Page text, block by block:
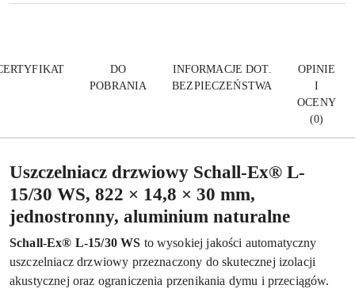
DO
POBRANIA
INFORMACJE DOT.
BEZPIECZEŃSTWA
OPINIE
I
OCENY
(0)
Uszczelniacz drzwiowy Schall-Ex® L-
15/30 WS, 822 × 14,8 × 30 mm,
jednostronny, aluminium naturalne
Schall-Ex® L-15/30 WS to wysokiej jakości automatyczny
uszczelniacz drzwiowy przeznaczony do skutecznej izolacji
akustycznej oraz ograniczenia przenikania dymu i przeciągów.